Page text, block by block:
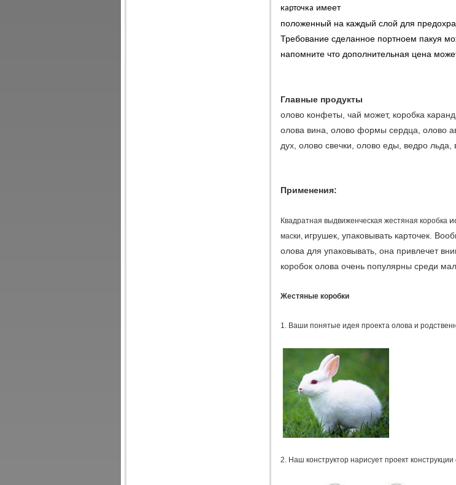
карточка имеет
положенный на каждый слой для
Требование сделанное портноем пакуя
напомните что дополнительная цена
Главные продукты
олово конфеты, чай может, коробка
олова вина, олово формы сердца, олово
дух, олово свечки, олово еды, ведро льда,
Применения:
Квадратная выдвиженческая жестяная коробка
маски, игрушек, упаковывать карточек.
олова для упаковывать, она привлечет
коробок олова очень популярны среди
Жестяные коробки
1. Ваши понятые идея проекта олова и
2. Наш конструктор нарисует проект